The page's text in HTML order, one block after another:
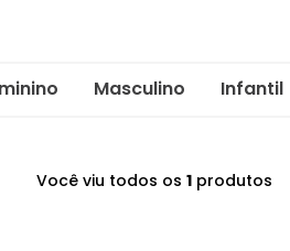
Masculino Infantil
Você viu todos os 1 produtos